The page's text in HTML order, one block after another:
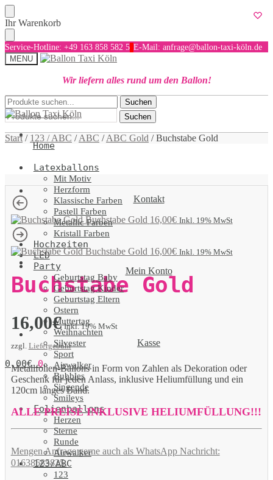
Skip
to
navigation
Skip
to
content
Ihr Warenkorb
Service-Hotline: +49 163 858 582 5 E-Mail: anfrage@ballon-taxi-köln.de
MENU
Wir liefern alles rund um den Ballon!
Suchen
nach:
Suchen
Kontakt
Mein Konto
Kasse
0,00€ 0
Suchen
nach:
Suchen
Home
Latexballons
Mit Motiv
Herzform
Klassische Farben
Pastell Farben
Metallic Farben
Kristall Farben
Hochzeiten
LED
Party
Geburtstag Baby
Geburtstag Kinder
Geburtstag Eltern
Ostern
Muttertag
Weihnachten
Silvester
Sport
Airwalker
Bubbles
Singende
Smileys
Folienballons
Herzen
Sterne
Runde
Airwalker
123/ABC
123
Start / 123 / ABC /ABC /ABC Gold /Buchstabe Gold
Buchstabe Gold 16,00€ Inkl. 19% MwSt
Buchstabe Gold 16,00€ Inkl. 19% MwSt
Buchstabe Gold
16,00€ Inkl. 19% MwSt
zzgl. Liefergebühr
Metallfolien-Ballons in Form von Zahlen als Dekoration oder
Geschenk für jeden Anlass, inklusive Heliumfüllung und ein
120cm langes Band.
ALLE PREISE INKLUSIVE HELIUMFÜLLUNG!!!
Mengen Anfrage gerne auch als WhatsApp Nachricht:
01638585825.